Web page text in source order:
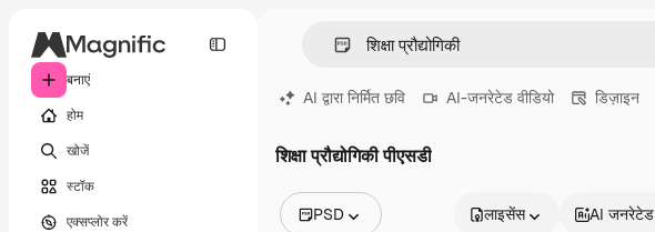
बनाएं
होम
खोजें
स्टॉक
एक्सप्लोर करें
AI द्वारा निर्मित छवि AI-जनरेटेड वीडियो डिज़ाइन
शिक्षा प्रौद्योगिकी पीएसडी
PSD लाइसेंस AI जनरेटेड